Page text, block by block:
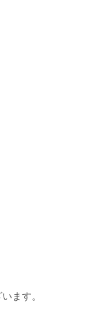
ます。